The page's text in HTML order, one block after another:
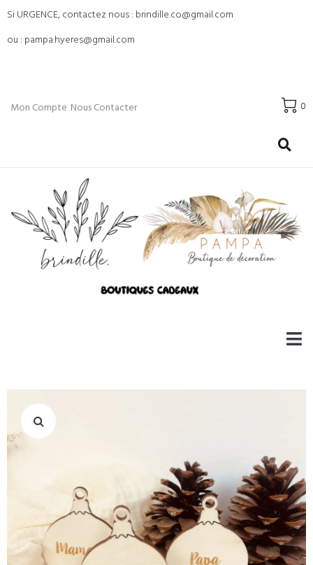
Si URGENCE, contactez nous : brindille.co@gmail.com
ou : pampa.hyeres@gmail.com
Mon Compte Nous Contacter 0